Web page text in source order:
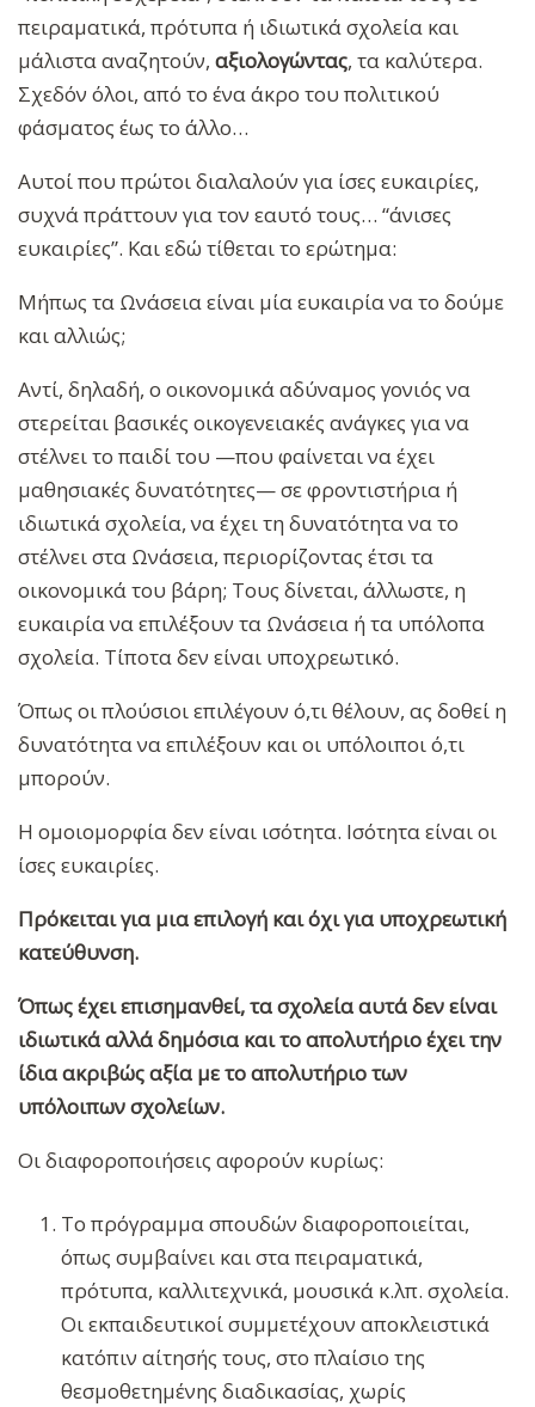
πειραματικά, πρότυπα ή ιδιωτικά σχολεία και
μάλιστα αναζητούν, αξιολογώντας, τα καλύτερα.
Σχεδόν όλοι, από το ένα άκρο του πολιτικού
φάσματος έως το άλλο…
Αυτοί που πρώτοι διαλαλούν για ίσες ευκαιρίες,
συχνά πράττουν για τον εαυτό τους… “άνισες
ευκαιρίες”. Και εδώ τίθεται το ερώτημα:
Μήπως τα Ωνάσεια είναι μία ευκαιρία να το δούμε
και αλλιώς;
Αντί, δηλαδή, ο οικονομικά αδύναμος γονιός να
στερείται βασικές οικογενειακές ανάγκες για να
στέλνει το παιδί του —που φαίνεται να έχει
μαθησιακές δυνατότητες— σε φροντιστήρια ή
ιδιωτικά σχολεία, να έχει τη δυνατότητα να το
στέλνει στα Ωνάσεια, περιορίζοντας έτσι τα
οικονομικά του βάρη; Τους δίνεται, άλλωστε, η
ευκαιρία να επιλέξουν τα Ωνάσεια ή τα υπόλοπα
σχολεία. Τίποτα δεν είναι υποχρεωτικό.
Όπως οι πλούσιοι επιλέγουν ό,τι θέλουν, ας δοθεί η
δυνατότητα να επιλέξουν και οι υπόλοιποι ό,τι
μπορούν.
Η ομοιομορφία δεν είναι ισότητα. Ισότητα είναι οι
ίσες ευκαιρίες.
Πρόκειται για μια επιλογή και όχι για υποχρεωτική
κατεύθυνση.
Όπως έχει επισημανθεί, τα σχολεία αυτά δεν είναι
ιδιωτικά αλλά δημόσια και το απολυτήριο έχει την
ίδια ακριβώς αξία με το απολυτήριο των
υπόλοιπων σχολείων.
Οι διαφοροποιήσεις αφορούν κυρίως:
Το πρόγραμμα σπουδών διαφοροποιείται,
όπως συμβαίνει και στα πειραματικά,
πρότυπα, καλλιτεχνικά, μουσικά κ.λπ. σχολεία.
Οι εκπαιδευτικοί συμμετέχουν αποκλειστικά
κατόπιν αίτησής τους, στο πλαίσιο της
θεσμοθετημένης διαδικασίας, χωρίς